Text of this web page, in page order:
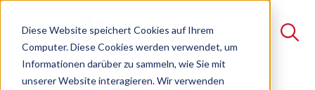
Diese Website speichert Cookies auf Ihrem
Computer. Diese Cookies werden verwendet, um
Informationen darüber zu sammeln, wie Sie mit
unserer Website interagieren. Wir verwenden
Suche